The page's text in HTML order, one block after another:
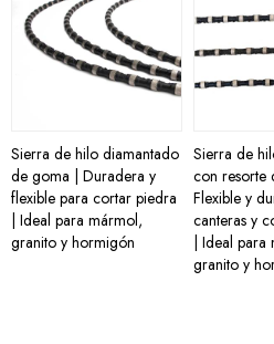
Sierra de hilo diamantado
de goma | Duradera y
flexible para cortar piedra
| Ideal para mármol,
granito y hormigón
Sierra de
con resorte
Flexible y
canteras y
| Ideal
granito y